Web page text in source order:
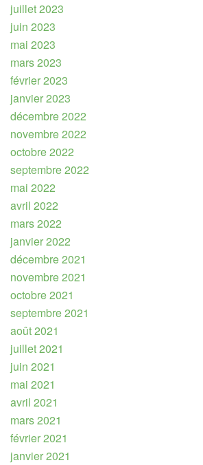
juillet 2023
juin 2023
mai 2023
mars 2023
février 2023
janvier 2023
décembre 2022
novembre 2022
octobre 2022
septembre 2022
mai 2022
avril 2022
mars 2022
janvier 2022
décembre 2021
novembre 2021
octobre 2021
septembre 2021
août 2021
juillet 2021
juin 2021
mai 2021
avril 2021
mars 2021
février 2021
janvier 2021